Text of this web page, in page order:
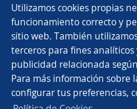
Utilizamos cookies propias
funcionamiento correcto y
sitio web. También
terceros para fines
publicidad relacionada
Para más información sobre
configurar tus preferencias,
Técnico/a eléctrico/a
Electricista automotriz
Técnico/a de mantenimiento
Buscar es más
CT App